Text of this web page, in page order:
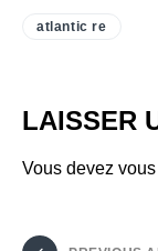
atlantic re
LAISSER
Vous devez